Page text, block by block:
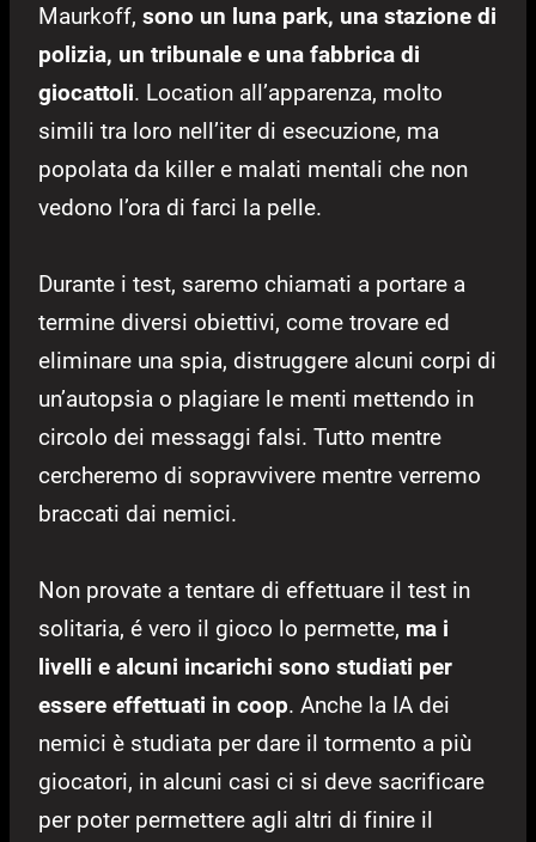
Maurkoff, sono un luna park, una stazione di
polizia, un tribunale e una fabbrica di
giocattoli. Location all’apparenza, molto
simili tra loro nell’iter di esecuzione, ma
popolata da killer e malati mentali che non
vedono l’ora di farci la pelle.
Durante i test, saremo chiamati a portare a
termine diversi obiettivi, come trovare ed
eliminare una spia, distruggere alcuni corpi di
un’autopsia o plagiare le menti mettendo in
circolo dei messaggi falsi. Tutto mentre
cercheremo di sopravvivere mentre verremo
braccati dai nemici.
Non provate a tentare di effettuare il test in
solitaria, é vero il gioco lo permette, ma i
livelli e alcuni incarichi sono studiati per
essere effettuati in coop. Anche la IA dei
nemici è studiata per dare il tormento a più
giocatori, in alcuni casi ci si deve sacrificare
per poter permettere agli altri di finire il